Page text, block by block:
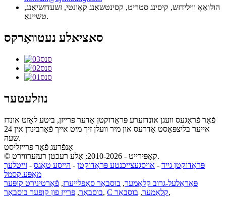
הולואַאָ ווילידזש, קיסינג סטריט, קסינטשאַנג קאָונטי, זשעדזשיאַנג,
טשיינאַ.
סאציאלע נעטוואָרקס
נוזלעטער
פֿאַר פֿראַגעס וועגן אונדזערע פּראָדוקטן אָדער פּרייזן, ביטע לאָזט אונדז
אייער בליצפּאָסט אַדרעס און מיר וועלן זיך מיט אייך פֿאַרבינדן אין 24
שעה.
אָנפֿרעג פֿאַר פּרייזליסט
© קאַפּירייט - 2010-2026: אַלע רעכטן רעזערווירט.
פּראָדוקטן גייד - אויסגעצייכנטע פּראָדוקטן - הייסע טאַגס - זייטלעך
מאַפּע.קסמל
פּאַראַלעל-גרוב קלאַמער, בוסבאַר סאַפּלייערז, פֿאַרטינירט קופּער
בוסבאַר, פּרייַז פון קופּער בוסבאַר , C קלאַמער, בוסבאַר ,